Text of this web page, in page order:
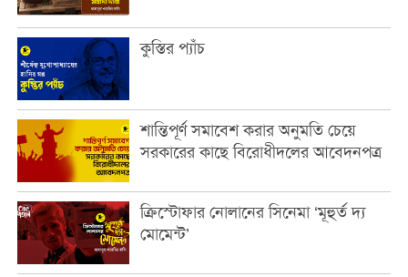
কুস্তির প্যাঁচ
শান্তিপূর্ণ সমাবেশ করার অনুমতি চেয়ে
সরকারের কাছে বিরোধীদলের আবেদনপত্র
ক্রিস্টোফার নোলানের সিনেমা ‘মূহুর্ত দ্য
মোমেন্ট’